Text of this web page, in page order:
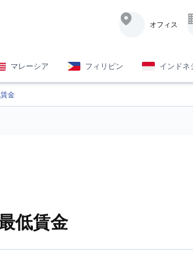
オフィス
マレーシア フィリピン インドネ
金
低賃金